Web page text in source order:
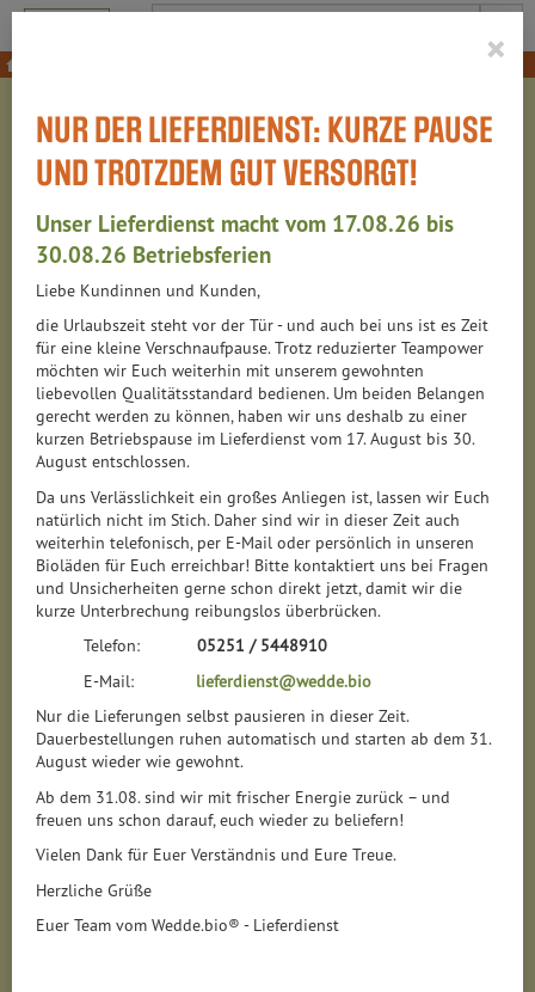
Produkt
×
NUR DER LIEFERDIENST: KURZE PAUSE
UND TROTZDEM GUT VERSORGT!
Unser Lieferdienst macht vom 17.08.26 bis
30.08.26 Betriebsferien
Liebe Kundinnen und Kunden,
die Urlaubszeit steht vor der Tür - und auch bei uns ist es Zeit
für eine kleine Verschnaufpause. Trotz reduzierter Teampower
möchten wir Euch weiterhin mit unserem gewohnten
liebevollen Qualitätsstandard bedienen. Um beiden Belangen
gerecht werden zu können, haben wir uns deshalb zu einer
kurzen Betriebspause im Lieferdienst vom 17. August bis 30.
August entschlossen.
Da uns Verlässlichkeit ein großes Anliegen ist, lassen wir Euch
natürlich nicht im Stich. Daher sind wir in dieser Zeit auch
weiterhin telefonisch, per E-Mail oder persönlich in unseren
Bioläden für Euch erreichbar! Bitte kontaktiert uns bei Fragen
und Unsicherheiten gerne schon direkt jetzt, damit wir die
kurze Unterbrechung reibungslos überbrücken.
Telefon: 05251 / 5448910
E-Mail: lieferdienst@wedde.bio
Nur die Lieferungen selbst pausieren in dieser Zeit.
Dauerbestellungen ruhen automatisch und starten ab dem 31.
August wieder wie gewohnt.
Ab dem 31.08. sind wir mit frischer Energie zurück – und
freuen uns schon darauf, euch wieder zu beliefern!
Vielen Dank für Euer Verständnis und Eure Treue.
Herzliche Grüße
Euer Team vom Wedde.bio® - Lieferdienst
GETRÄNKE FÜR´S BÜRO
50 VON 6313
12
Hersteller Ernährung Allergene
Merkmale